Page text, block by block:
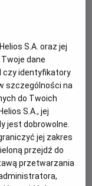
mogą
w dniu seansu w
S.A. oraz jej
dane
czy identyfikatory
szczególności na
do Twoich
S.A., jej
jest dobrowolne.
jej zakres
przejdź do
przetwarzania